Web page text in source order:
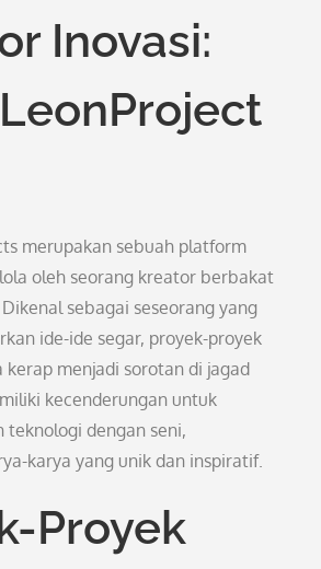
Inovasi:
merupakan sebuah platform
oleh seorang kreator berbakat
sebagai seseorang yang
ide-ide segar, proyek-proyek
kerap menjadi sorotan di jagad
kecenderungan untuk
teknologi dengan seni,
karya yang unik dan inspiratif.
Proyek